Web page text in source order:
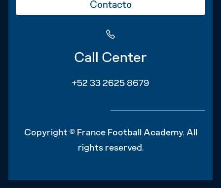
Contacto
Call Center
+52 33 2625 8679
Copyright © France Football Academy. All
rights reserved .